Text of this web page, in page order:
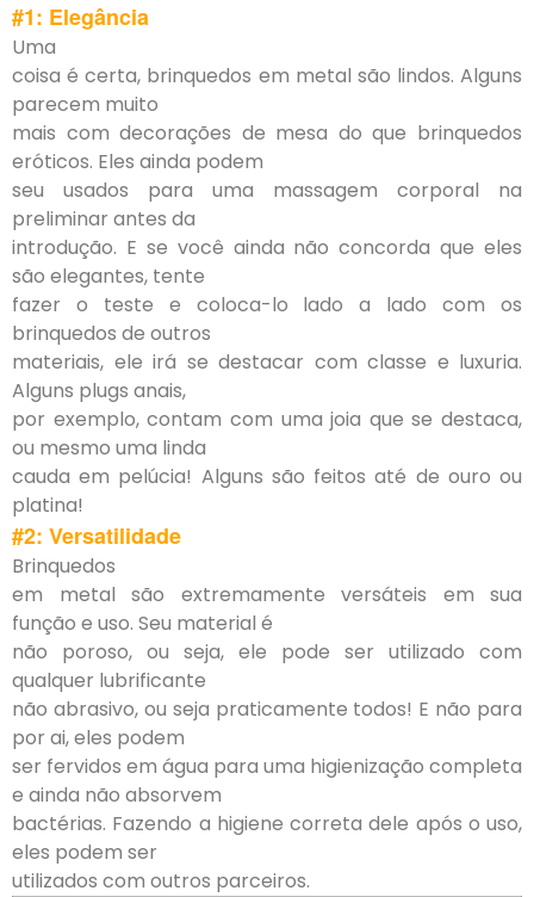
#1: Elegância
Uma
coisa é certa, brinquedos em metal são lindos. Alguns
parecem muito
mais com decorações de mesa do que brinquedos
eróticos. Eles ainda podem
seu usados para uma massagem corporal na
preliminar antes da
introdução. E se você ainda não concorda que eles
são elegantes, tente
fazer o teste e coloca-lo lado a lado com os
brinquedos de outros
materiais, ele irá se destacar com classe e luxuria.
Alguns plugs anais,
por exemplo, contam com uma joia que se destaca,
ou mesmo uma linda
cauda em pelúcia! Alguns são feitos até de ouro ou
platina!
#2: Versatilidade
Brinquedos
em metal são extremamente versáteis em sua
função e uso. Seu material é
não poroso, ou seja, ele pode ser utilizado com
qualquer lubrificante
não abrasivo, ou seja praticamente todos! E não para
por ai, eles podem
ser fervidos em água para uma higienização completa
e ainda não absorvem
bactérias. Fazendo a higiene correta dele após o uso,
eles podem ser
utilizados com outros parceiros.